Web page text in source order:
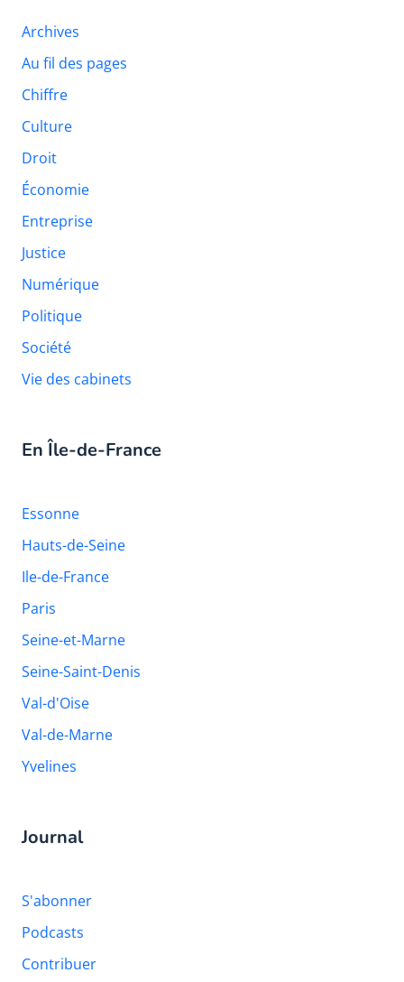
Archives
Au fil des pages
Chiffre
Culture
Droit
Économie
Entreprise
Justice
Numérique
Politique
Société
Vie des cabinets
En Île-de-France
Essonne
Hauts-de-Seine
Ile-de-France
Paris
Seine-et-Marne
Seine-Saint-Denis
Val-d'Oise
Val-de-Marne
Yvelines
Journal
S'abonner
Podcasts
Contribuer